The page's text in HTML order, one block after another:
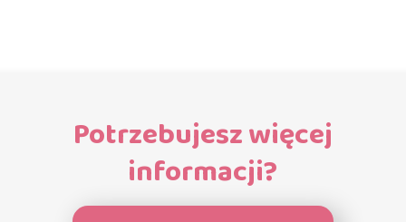
Potrzebujesz więcej
informacji?